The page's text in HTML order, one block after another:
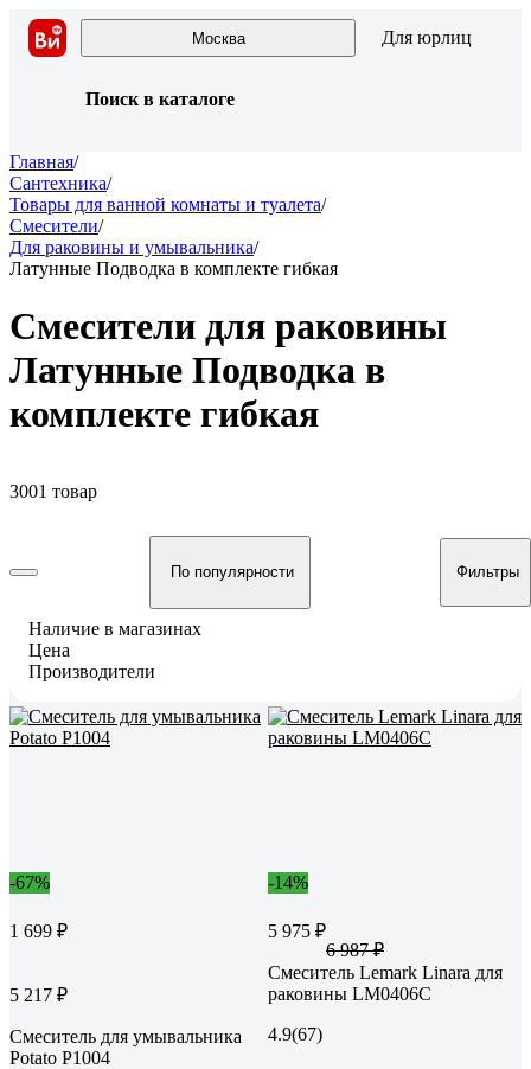
Москва Для юрлиц
Поиск в каталоге
Главная/
Сантехника/
Товары для ванной комнаты и туалета/
Смесители/
Для раковины и умывальника/
Латунные Подводка в комплекте гибкая
Смесители для раковины
Латунные Подводка в
комплекте гибкая
3001 товар
По популярности Фильтры
Наличие в магазинах
Цена
Производители
-67%
1 699 ₽
5 217 ₽
Смеситель для умывальника
Potato P1004
-14%
5 975 ₽
6 987 ₽
Смеситель Lemark Linara для
раковины LM0406C
4.9(67)